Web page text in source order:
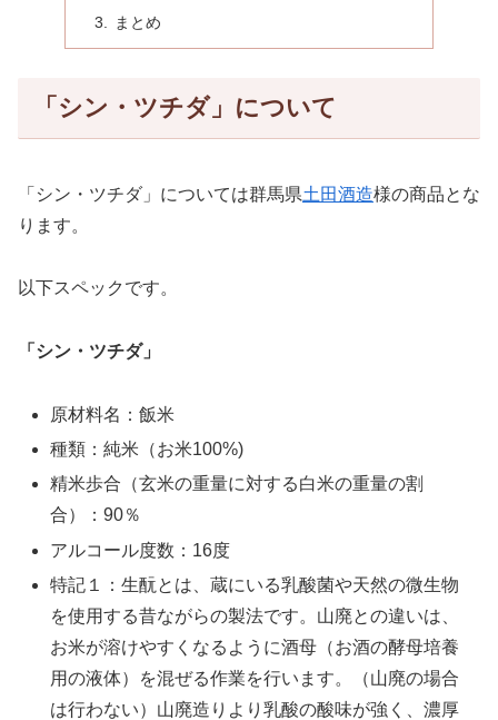
まとめ
「シン・ツチダ」について
「シン・ツチダ」については群馬県土田酒造様の商品とな
ります。
以下スペックです。
「シン・ツチダ」
原材料名：飯米
種類：純米（お米100%)
精米歩合（玄米の重量に対する白米の重量の割
合）：90％
アルコール度数：16度
特記１：生酛とは、蔵にいる乳酸菌や天然の微生物
を使用する昔ながらの製法です。山廃との違いは、
お米が溶けやすくなるように酒母（お酒の酵母培養
用の液体）を混ぜる作業を行います。（山廃の場合
は行わない）山廃造りより乳酸の酸味が強く、濃厚